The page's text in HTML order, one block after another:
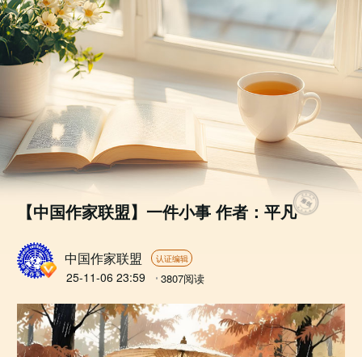
【中国作家联盟】一件小事 作者：平凡
中国作家联盟 认证编辑
25-11-06 23:59 3807阅读
本文已被平台置顶